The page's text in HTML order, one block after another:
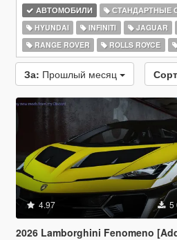
АВТОМОБИЛИ СТАНДАРТНЫЕ
HYUNDAI
INFINITI JAGUAR
RANGE ROVER
ROLLS ROYCE
За: Прошлый месяц
4.97 5
2026 Lamborghini Fenomeno